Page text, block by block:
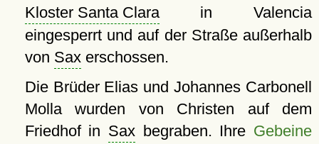
Kloster Santa Clarain Valencia
eingesperrt und auf der Straße außerhalb
von Saxerschossen.
Die Brüder Elias und Johannes Carbonell
Molla wurden von Christen auf dem
Friedhof in Sax begraben. Ihre Gebeine